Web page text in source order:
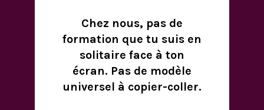
Chez nous, pas de
formation que tu suis en
solitaire face à ton
écran. Pas de modèle
universel à copier-coller.